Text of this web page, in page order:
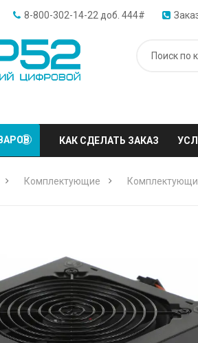
8-800-302-14-22 доб. 444#
КАК СДЕЛАТЬ ЗАКАЗ
Комплектующие